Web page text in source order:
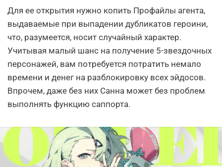
Для ее открытия нужно копить Профайлы агента,
выдаваемые при выпадении дубликатов героини,
что, разумеется, носит случайный характер.
Учитывая малый шанс на получение 5-звездочных
персонажей, вам потребуется потратить немало
времени и денег на разблокировку всех эйдосов.
Впрочем, даже без них Санна может без проблем
выполнять функцию саппорта.